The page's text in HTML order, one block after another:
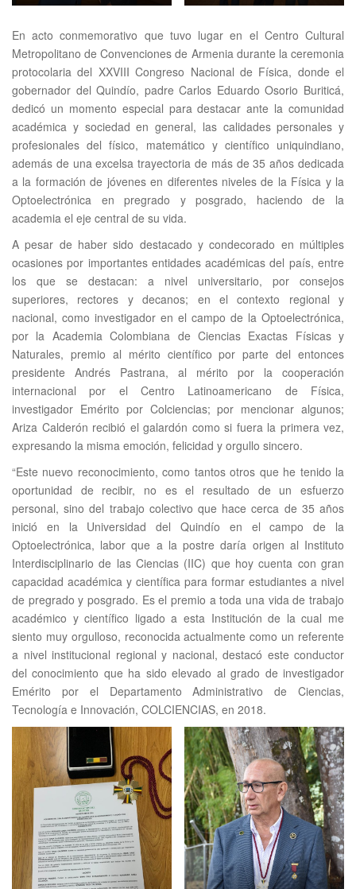
Fernando Echeverry murillo,
En acto conmemorativo que tuvo lugar en el Centro Cultural
Metropolitano de Convenciones de Armenia durante la ceremonia
protocolaria del XXVIII Congreso Nacional de Física, donde el
gobernador del Quindío, padre Carlos Eduardo Osorio Buriticá,
dedicó un momento especial para destacar ante la comunidad
académica y sociedad en general, las calidades personales y
profesionales del físico, matemático y científico uniquindiano,
además de una excelsa trayectoria de más de 35 años dedicada
a la formación de jóvenes en diferentes niveles de la Física y la
Optoelectrónica en pregrado y posgrado, haciendo de la
academia el eje central de su vida.
A pesar de haber sido destacado y condecorado en múltiples
ocasiones por importantes entidades académicas del país, entre
los que se destacan: a nivel universitario, por consejos
superiores, rectores y decanos; en el contexto regional y
nacional, como investigador en el campo de la Optoelectrónica,
por la Academia Colombiana de Ciencias Exactas Físicas y
Naturales, premio al mérito científico por parte del entonces
presidente Andrés Pastrana, al mérito por la cooperación
internacional por el Centro Latinoamericano de Física,
investigador Emérito por Colciencias; por mencionar algunos;
Ariza Calderón recibió el galardón como si fuera la primera vez,
expresando la misma emoción, felicidad y orgullo sincero.
“Este nuevo reconocimiento, como tantos otros que he tenido la
oportunidad de recibir, no es el resultado de un esfuerzo
personal, sino del trabajo colectivo que hace cerca de 35 años
inició en la Universidad del Quindío en el campo de la
Optoelectrónica, labor que a la postre daría origen al Instituto
Interdisciplinario de las Ciencias (IIC) que hoy cuenta con gran
capacidad académica y científica para formar estudiantes a nivel
de pregrado y posgrado. Es el premio a toda una vida de trabajo
académico y científico ligado a esta Institución de la cual me
siento muy orgulloso, reconocida actualmente como un referente
a nivel institucional regional y nacional, destacó este conductor
del conocimiento que ha sido elevado al grado de investigador
Emérito por el Departamento Administrativo de Ciencias,
Tecnología e Innovación, COLCIENCIAS, en 2018.